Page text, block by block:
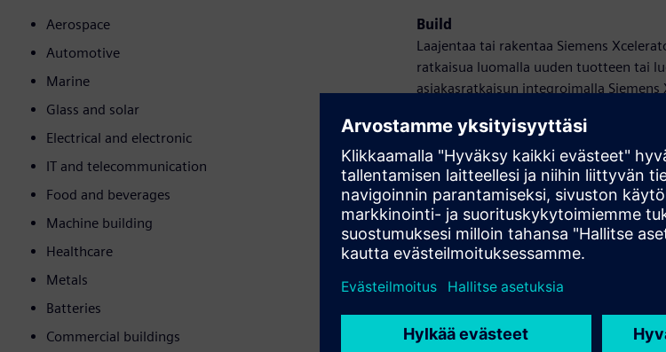
Aerospace
Automotive
Marine
Glass and solar
Electrical and electronic
IT and telecommunication
Food and beverages
Machine building
Healthcare
Metals
Batteries
Commercial buildings
Build
Laajentaa tai rakentaa Siemens
ratkaisua luomalla uuden tuotteen tai
asiakasratkaisun integroimalla Siemens